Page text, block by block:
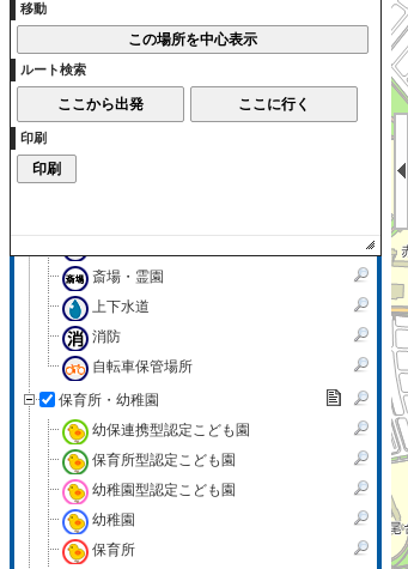
市民生活
病院・診療所
斎場・霊園
上下水道
消防
自転車保管場所
保育所・幼稚園
幼保連携型認定こども園
保育所型認定こども園
幼稚園型認定こども園
幼稚園
保育所
移動
ルート検索
印刷